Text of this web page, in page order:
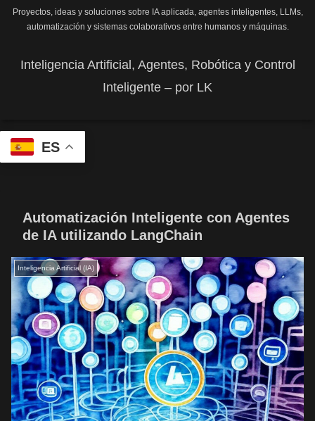
Proyectos, ideas y soluciones sobre IA aplicada, agentes inteligentes, LLMs,
automatización y sistemas colaborativos entre humanos y máquinas.
Inteligencia Artificial, Agentes, Robótica y Control
Inteligente – por LK
ES
Automatización Inteligente con Agentes
de IA utilizando LangChain
Inteligencia Artificial (IA)